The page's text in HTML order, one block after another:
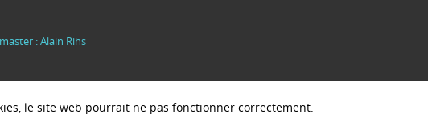
: Alain Rihs
le site web pourrait ne pas fonctionner correctement.